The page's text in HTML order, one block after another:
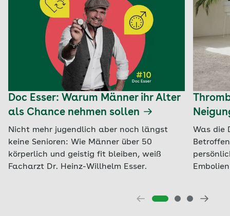
Doc Esser: Warum Männer ihr Alter
als Chance nehmen sollen
Nicht mehr jugendlich aber noch längst
keine Senioren: Wie Männer über 50
körperlich und geistig fit bleiben, weiß
Facharzt Dr. Heinz-Willhelm Esser.
Was die